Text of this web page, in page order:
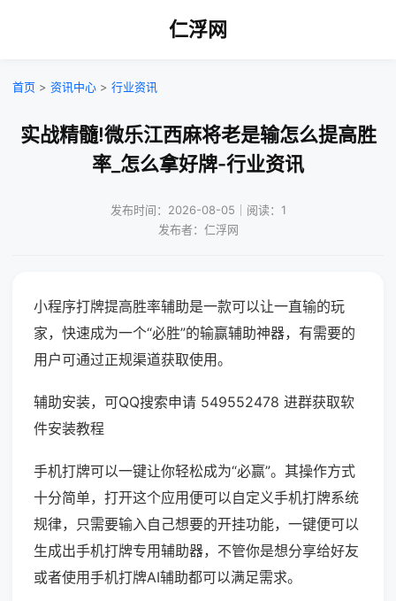
仁浮网
首页 > 资讯中心 > 行业资讯
实战精髓!微乐江西麻将老是输怎么提高胜
率_怎么拿好牌-行业资讯
发布时间：2026-08-05｜阅读：1
发布者：仁浮网
小程序打牌提高胜率辅助是一款可以让一直输的玩
家，快速成为一个“必胜”的输赢辅助神器，有需要的
用户可通过正规渠道获取使用。
辅助安装，可QQ搜索申请 549552478 进群获取软
件安装教程
手机打牌可以一键让你轻松成为“必赢”。其操作方式
十分简单，打开这个应用便可以自定义手机打牌系统
规律，只需要输入自己想要的开挂功能，一键便可以
生成出手机打牌专用辅助器，不管你是想分享给好友
或者使用手机打牌AI辅助都可以满足需求。